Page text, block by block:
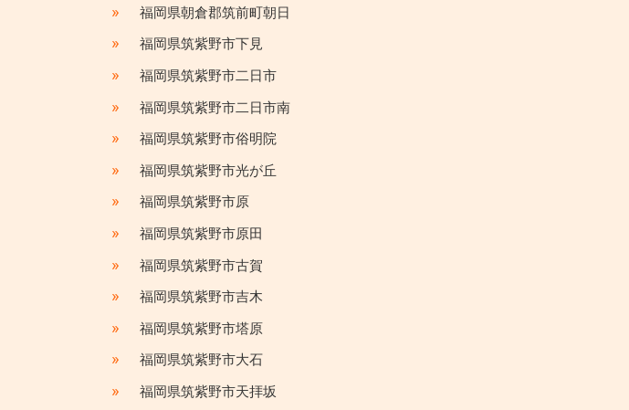
» 福岡県朝倉郡筑前町朝日
» 福岡県筑紫野市下見
» 福岡県筑紫野市二日市
» 福岡県筑紫野市二日市南
» 福岡県筑紫野市俗明院
» 福岡県筑紫野市光が丘
» 福岡県筑紫野市原
» 福岡県筑紫野市原田
» 福岡県筑紫野市古賀
» 福岡県筑紫野市吉木
» 福岡県筑紫野市塔原
» 福岡県筑紫野市大石
» 福岡県筑紫野市天拝坂